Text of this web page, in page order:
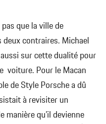
que la ville de
contraires. Michael
sur cette dualité pour
voiture. Pour le Macan
de Style Porsche a dû
à revisiter un
manière qu’il devienne